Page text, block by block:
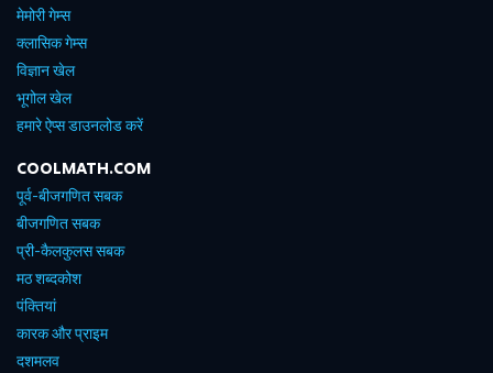
मेमोरी गेम्स
क्लासिक गेम्स
विज्ञान खेल
भूगोल खेल
हमारे ऐप्स डाउनलोड करें
COOLMATH.COM
पूर्व-बीजगणित सबक
बीजगणित सबक
प्री-कैलकुलस सबक
मठ शब्दकोश
पंक्तियां
कारक और प्राइम
दशमलव